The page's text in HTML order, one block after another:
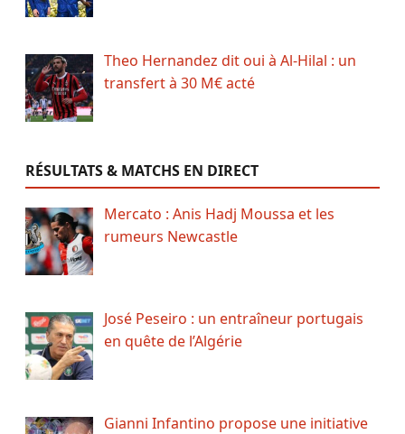
Theo Hernandez dit oui à Al-Hilal : un
transfert à 30 M€ acté
RÉSULTATS & MATCHS EN DIRECT
Mercato : Anis Hadj Moussa et les
rumeurs Newcastle
José Peseiro : un entraîneur portugais
en quête de l’Algérie
Gianni Infantino propose une initiative